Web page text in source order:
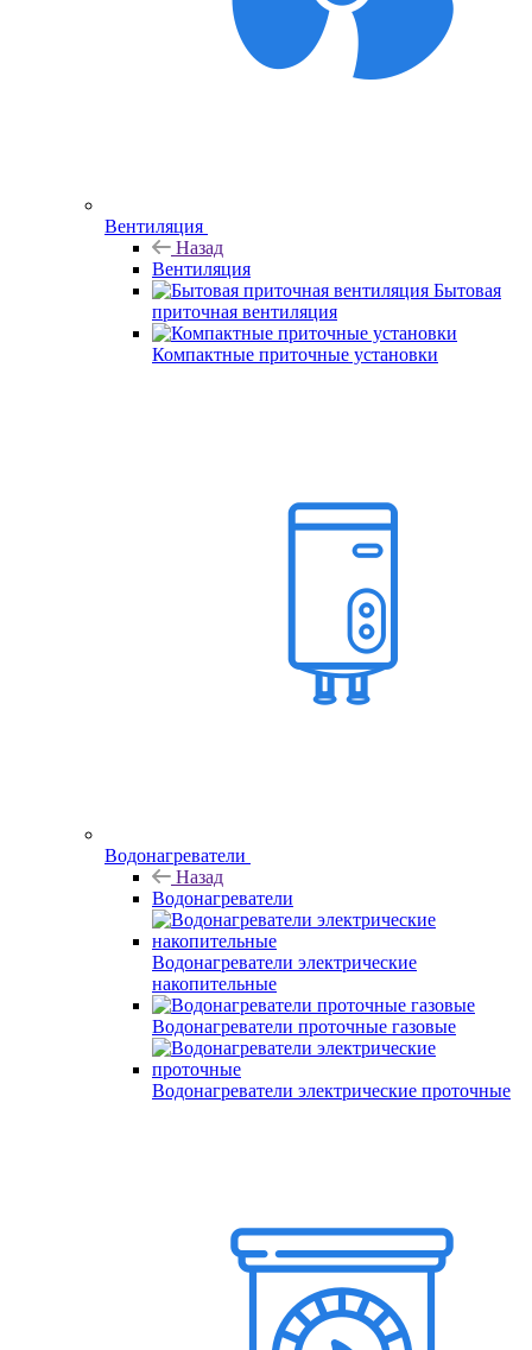
Вентиляция
Назад
Вентиляция
Бытовая
приточная вентиляция
Компактные приточные установки
Водонагреватели
Назад
Водонагреватели
Водонагреватели электрические
накопительные
Водонагреватели проточные газовые
Водонагреватели электрические проточные